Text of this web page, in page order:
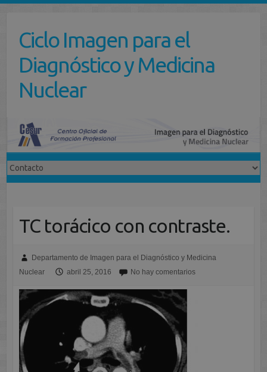
contenidoCiclo Imagen para el
Diagnóstico y Medicina
Nuclear
TC torácico con contraste.
Departamento de Imagen para el Diagnóstico y Medicina
Nuclear
abril 25, 2016 No hay comentarios